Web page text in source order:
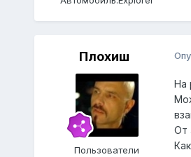
Плохиш
Пользователи
На
От